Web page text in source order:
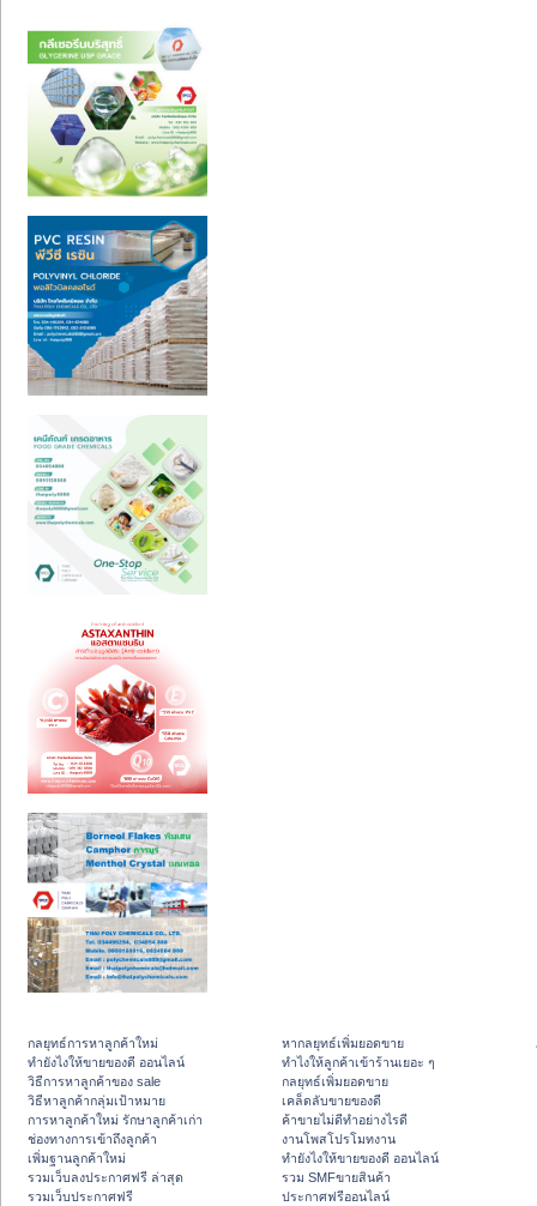
กลยุทธ์การหาลูกค้าใหม่
ทํายังไงให้ขายของดี ออนไลน์
วิธีการหาลูกค้าของ sale
วิธีหาลูกค้ากลุ่มเป้าหมาย
การหาลูกค้าใหม่ รักษาลูกค้าเก่า
ช่องทางการเข้าถึงลูกค้า
เพิ่มฐานลูกค้าใหม่
รวมเว็บลงประกาศฟรี ล่าสุด
รวมเว็บประกาศฟรี
หากลยุทธ์เพิ่มยอดขาย
ทําไงให้ลูกค้าเข้าร้านเยอะ ๆ
กลยุทธ์เพิ่มยอดขาย
เคล็ดลับขายของดี
ค้าขายไม่ดีทำอย่างไรดี
งานโพสโปรโมทงาน
ทํายังไงให้ขายของดี ออนไลน์
รวม SMFขายสินค้า
ประกาศฟรีออนไลน์